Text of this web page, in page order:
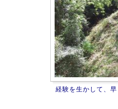
経験を生かして、早